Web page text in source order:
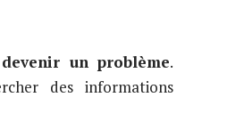
un problème.
des informations